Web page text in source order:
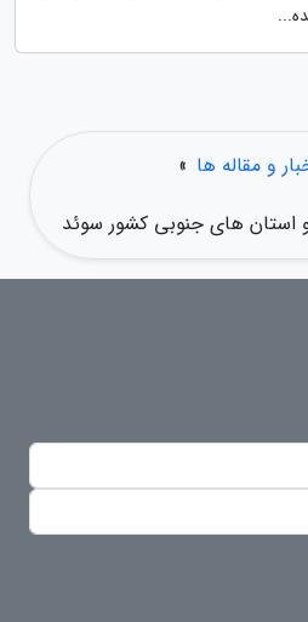
و مقاله ها »
استان های جنوبی کشور سوئد